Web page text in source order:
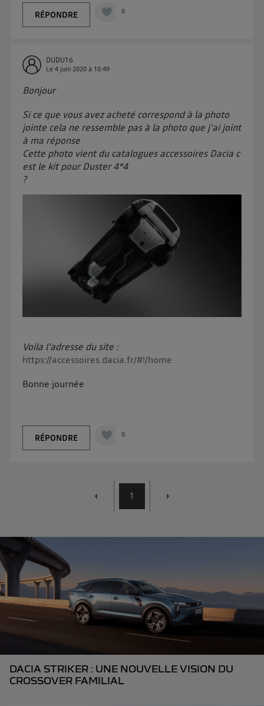
RÉPONDRE 0
DUDU16
Le4 juin 2020 à 10:49
Bonjour
Si ce que vous avez acheté correspond à la photo
jointe cela ne ressemble pas à la photo que j'ai joint
à ma réponse
Cette photo vient du catalogues accessoires Dacia c
est le kit pour Duster 4*4
?
Voila l'adresse du site :
https://accessoires.dacia.fr/#!/home
Bonne journée
RÉPONDRE 0
1
DACIA STRIKER : UNE NOUVELLE VISION DU
CROSSOVER FAMILIAL